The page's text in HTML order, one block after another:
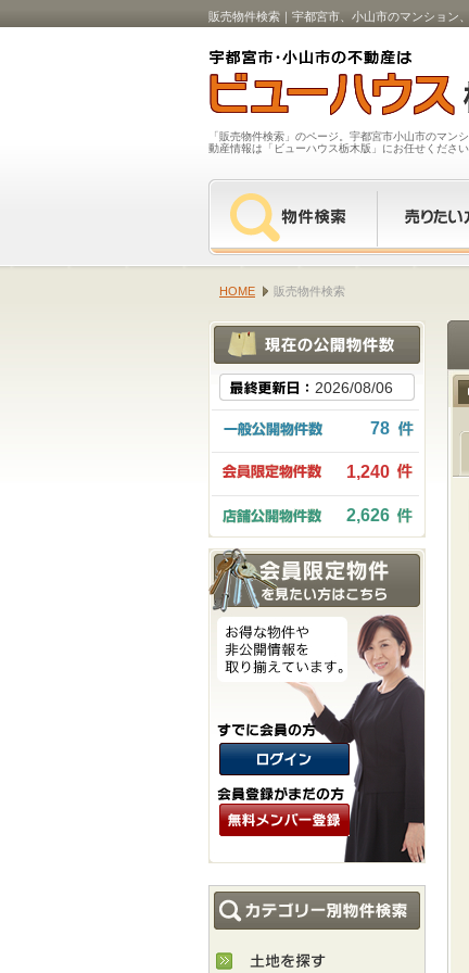
販売物件検索｜宇都宮市、小山市のマンション
「販売物件検索」のページ。宇都宮市小山市のマン
動産情報は「ビューハウス栃木版」にお任せくださ
HOME 販売物件検索
2026/08/06
78
1,240
2,626